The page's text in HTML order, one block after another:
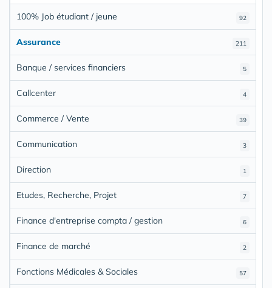
92
100% Job étudiant / jeune
211
Assurance
5
Banque / services financiers
4
Callcenter
39
Commerce / Vente
3
Communication
1
Direction
7
Etudes, Recherche, Projet
6
Finance d'entreprise compta / gestion
2
Finance de marché
57
Fonctions Médicales & Sociales